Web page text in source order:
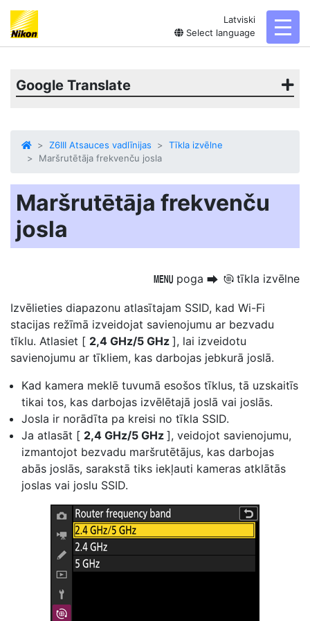
Latviski
Select language
Google Translate
Z6III Atsauces vadlīnijas
Tīkla izvēlne
Maršrutētāja frekvenču josla
Maršrutētāja frekvenču
josla
G poga U F tīkla izvēlne
Izvēlieties diapazonu atlasītajam SSID, kad Wi-Fi
stacijas režīmā izveidojat savienojumu ar bezvadu
tīklu. Atlasiet [ 2,4 GHz/5 GHz ], lai izveidotu
savienojumu ar tīkliem, kas darbojas jebkurā joslā.
Kad kamera meklē tuvumā esošos tīklus, tā uzskaitīs
tikai tos, kas darbojas izvēlētajā joslā vai joslās.
Josla ir norādīta pa kreisi no tīkla SSID.
Ja atlasāt [ 2,4 GHz/5 GHz ], veidojot savienojumu,
izmantojot bezvadu maršrutētājus, kas darbojas
abās joslās, sarakstā tiks iekļauti kameras atklātās
joslas vai joslu SSID.